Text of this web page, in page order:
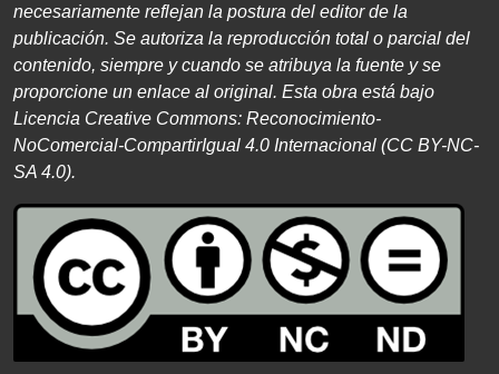
necesariamente reflejan la postura del editor de la
publicación. Se autoriza la reproducción total o parcial del
contenido, siempre y cuando se atribuya la fuente y se
proporcione un enlace al original. Esta obra está bajo
Licencia Creative Commons: Reconocimiento-
NoComercial-CompartirIgual 4.0 Internacional (CC BY-NC-
SA 4.0).